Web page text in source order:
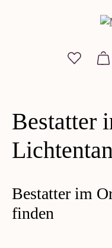
Du hast
Perle mit
Shop
Blog
Bestatter
Bestatter im
finden